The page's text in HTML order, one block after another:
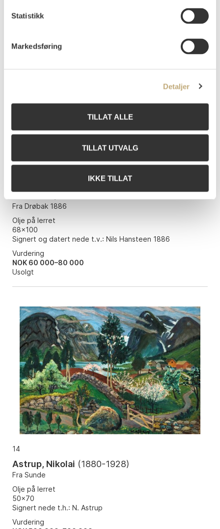
Statistikk
Markedsføring
Detaljer
TILLAT ALLE
TILLAT UTVALG
IKKE TILLAT
Hansteen, Nils (1855-1912)
Fra Drøbak 1886
Olje på lerret
68x100
Signert og datert nede t.v.: Nils Hansteen 1886
Vurdering
NOK 60 000–80 000
Usolgt
14
Astrup, Nikolai (1880-1928)
Fra Sunde
Olje på lerret
50x70
Signert nede t.h.: N. Astrup
Vurdering